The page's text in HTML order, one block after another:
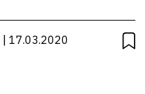
| 17.03.2020